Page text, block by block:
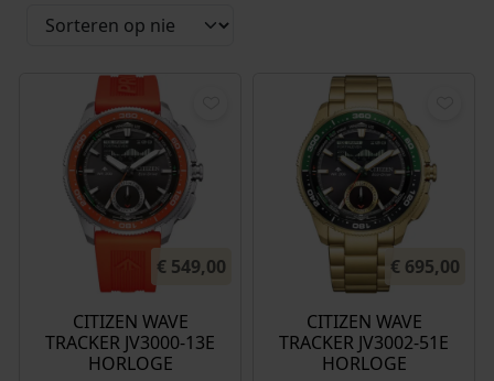
€ 549,00
CITIZEN WAVE
TRACKER JV3000-13E
HORLOGE
€ 695,00
CITIZEN WAVE
TRACKER JV3002-51E
HORLOGE